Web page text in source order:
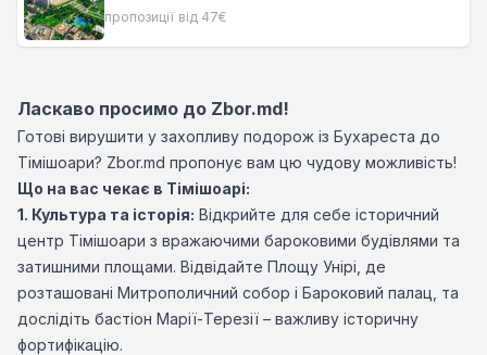
пропозиції від 47€
Ласкаво просимо до Zbor.md!
Готові вирушити у захопливу подорож із Бухареста до
Тімішоари? Zbor.md пропонує вам цю чудову можливість!
Що на вас чекає в Тімішоарі:
1. Культура та історія: Відкрийте для себе історичний
центр Тімішоари з вражаючими бароковими будівлями та
затишними площами. Відвідайте Площу Унірі, де
розташовані Митрополичний собор і Бароковий палац, та
дослідіть бастіон Марії-Терезії – важливу історичну
фортифікацію.